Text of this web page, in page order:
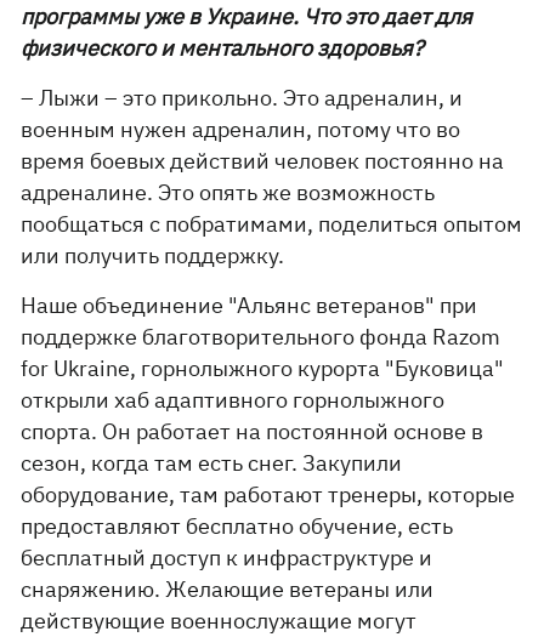
программы уже в Украине. Что это дает для
физического и ментального здоровья?
– Лыжи – это прикольно. Это адреналин, и
военным нужен адреналин, потому что во
время боевых действий человек постоянно на
адреналине. Это опять же возможность
пообщаться с побратимами, поделиться опытом
или получить поддержку.
Наше объединение "Альянс ветеранов" при
поддержке благотворительного фонда Razom
for Ukraine, горнолыжного курорта "Буковица"
открыли хаб адаптивного горнолыжного
спорта. Он работает на постоянной основе в
сезон, когда там есть снег. Закупили
оборудование, там работают тренеры, которые
предоставляют бесплатно обучение, есть
бесплатный доступ к инфраструктуре и
снаряжению. Желающие ветераны или
действующие военнослужащие могут